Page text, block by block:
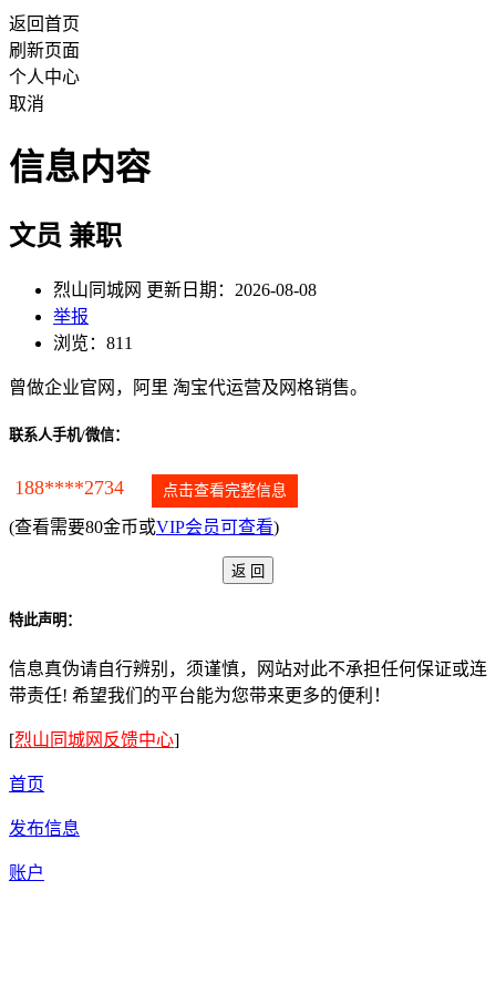
返回首页
刷新页面
个人中心
取消
信息内容
文员 兼职
烈山同城网 更新日期：2026-08-08
举报
浏览：811
曾做企业官网，阿里 淘宝代运营及网格销售。
联系人手机/微信：
188****2734 点击查看完整信息
(查看需要80金币或VIP会员可查看)
特此声明：
信息真伪请自行辨别，须谨慎，网站对此不承担任何保证或连
带责任! 希望我们的平台能为您带来更多的便利！
[烈山同城网反馈中心]
首页
发布信息
账户